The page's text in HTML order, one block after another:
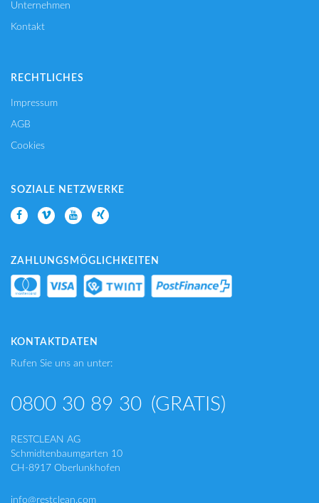
Unternehmen
Kontakt
RECHTLICHES
Impressum
AGB
Cookies
SOZIALE NETZWERKE
ZAHLUNGSMÖGLICHKEITEN
KONTAKTDATEN
Rufen Sie uns an unter:
0800 30 89 30 (GRATIS)
RESTCLEAN AG
Schmidtenbaumgarten 10
CH-8917 Oberlunkhofen
info@restclean.com